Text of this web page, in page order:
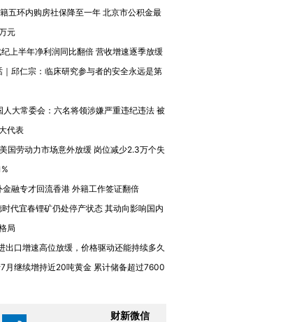
五环内购房社保降至一年 北京市公积金最
元
上半年净利润同比翻倍 营收增速逐季放缓
｜邱仁宗：临床研究参与者的安全永远是第
人大常委会：六名将领涉嫌严重违纪违法 被
代表
国劳动力市场意外放缓 岗位减少2.3万个失
金融专才回流香港 外籍工作签证翻倍
时代宜春锂矿仍处停产状态 其动向影响国内
局
出口增速高位放缓，价格驱动还能持续多久
月继续增持近20吨黄金 累计储备超过7600
财新微信